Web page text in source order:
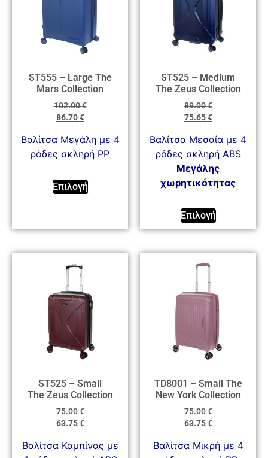
ST555 – Large The
Mars Collection
102.00€
86.70€
Βαλίτσα Μεγάλη με 4
ρόδες σκληρή PP
Επιλογή
ST525 – Medium
The Zeus Collection
89.00€
75.65€
Βαλίτσα Μεσαία με 4
ρόδες σκληρή ABS
Mεγάλης
χωρητικότητας
Επιλογή
ST525 – Small
The Zeus Collection
75.00€
63.75€
Βαλίτσα Καμπίνας με
TD8001 – Small The
New York Collection
75.00€
63.75€
Βαλίτσα Mικρή με 4